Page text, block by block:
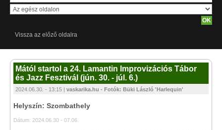
Vissza az előző oldalra
Mától startol a 24. Lamantin Improvizációs Tábor
és Jazz Fesztivál (jún. 30. - júl. 6.)
2024.06.30. - 13:15 | vaskarika.hu - Fotók: Büki László 'Harlequin'
Helyszín: Szombathely
Dátum: 2024.06.30 - 07.06.